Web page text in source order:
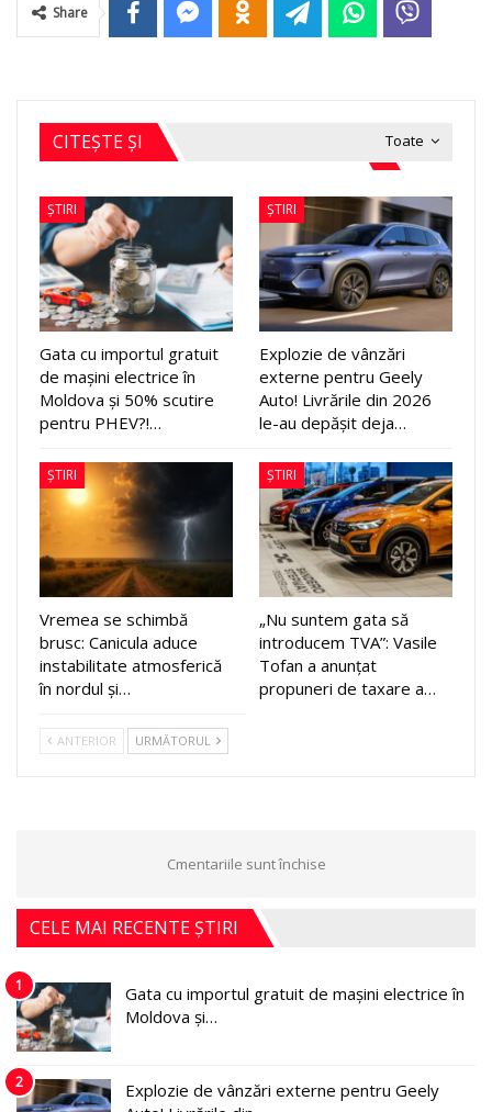
Share
Toate
CITEȘTE ȘI
ȘTIRI
Gata cu importul gratuit
de mașini electrice în
Moldova și 50% scutire
pentru PHEV?!…
ȘTIRI
Explozie de vânzări
externe pentru Geely
Auto! Livrările din 2026
le-au depășit deja…
ȘTIRI
Vremea se schimbă
brusc: Canicula aduce
instabilitate atmosferică
în nordul și…
ȘTIRI
„Nu suntem gata să
introducem TVA”: Vasile
Tofan a anunțat
propuneri de taxare a…
ANTERIOR URMĂTORUL
Cmentariile sunt închise
CELE MAI RECENTE ȘTIRI
1
Gata cu importul gratuit de mașini electrice în
Moldova și…
2
Explozie de vânzări externe pentru Geely